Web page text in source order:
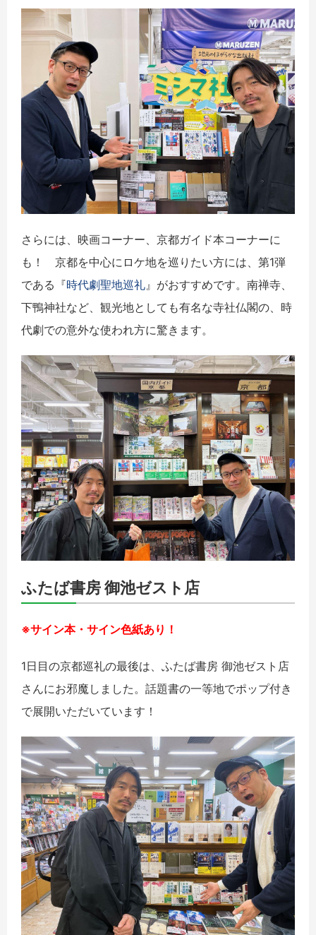
さらには、映画コーナー、京都ガイド本コーナーに
も！ 京都を中心にロケ地を巡りたい方には、第1弾
である『時代劇聖地巡礼』がおすすめです。南禅寺、
下鴨神社など、観光地としても有名な寺社仏閣の、時
代劇での意外な使われ方に驚きます。
ふたば書房 御池ゼスト店
※サイン本・サイン色紙あり！
1日目の京都巡礼の最後は、ふたば書房 御池ゼスト店
さんにお邪魔しました。話題書の一等地でポップ付き
で展開いただいています！